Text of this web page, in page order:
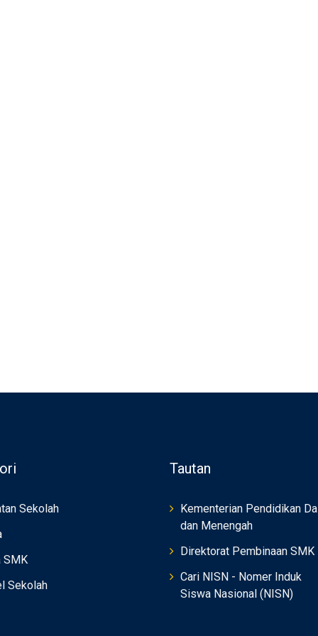
Sekolah
SMK
Sekolah
Tautan
Kementerian Pendidikan
dan Menengah
Direktorat Pembinaan SMK
Cari NISN - Nomer Induk
Siswa Nasional (NISN)